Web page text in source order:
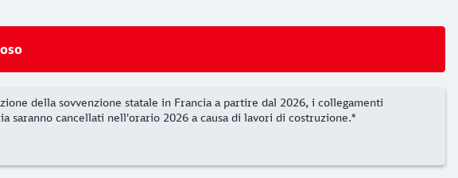
della sovvenzione statale in Francia a partire dal 2026, i collegamenti
cancellati nell'orario 2026 a causa di lavori di costruzione.*